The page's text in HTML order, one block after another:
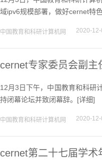
域ipv6规模部署，做好cernet特
中国教育和科研计算机网 2020-12-
cernet专家委员会副
12月3日下午，中国教育和科研
持闭幕论坛并致闭幕辞。[详细]
中国教育和科研计算机网 2020-12-
cernet第二十七届学术